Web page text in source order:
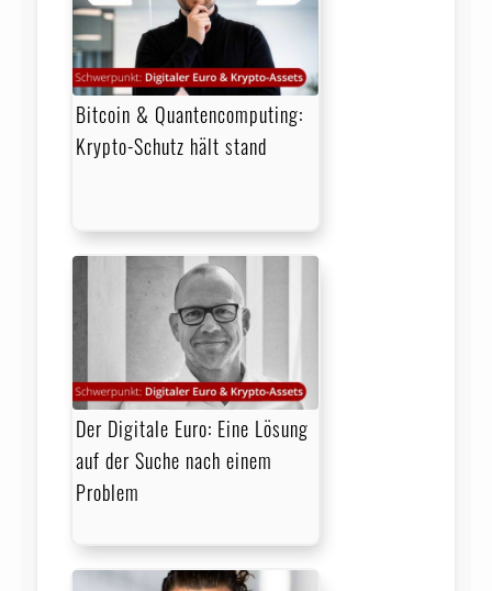
Bitcoin & Quantencomputing:
Krypto-Schutz hält stand
Der Digitale Euro: Eine Lösung
auf der Suche nach einem
Problem